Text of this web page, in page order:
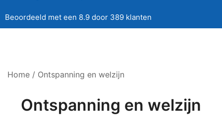
Beoordeeld met een 8.9 door 389 klanten
Home / Ontspanning en welzijn
Ontspanning en welzijn